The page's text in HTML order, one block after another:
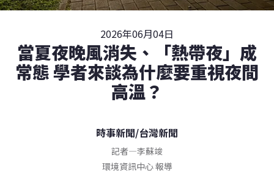
2026年06月04日
當夏夜晚風消失、「熱帶夜」成
常態 學者來談為什麼要重視夜間
高溫？
時事新聞/台灣新聞
記者—李蘇竣
環境資訊中心 報導